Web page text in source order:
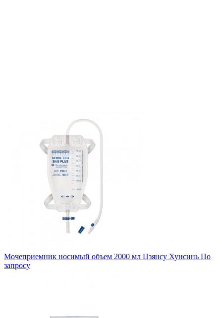
Мочеприемник носимый объем 2000 мл Цзянсу Хунсинь По
запросу